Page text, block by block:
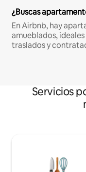
¿Buscas
En Airbnb, hay
amueblados,
traslados y
Servicios